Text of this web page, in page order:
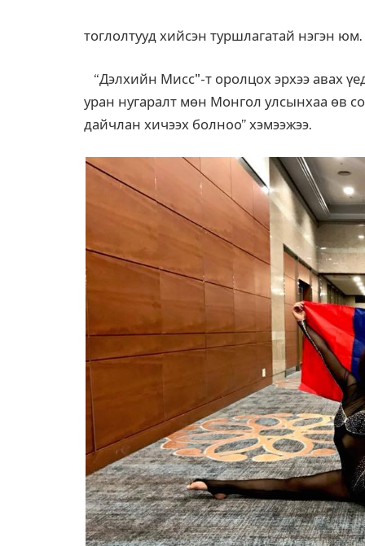
тоглолтууд хийсэн туршлагатай нэгэн юм.
“Дэлхийн Мисс"-т оролцох эрхээ авах
уран нугаралт мөн Монгол улсынхаа өв
дайчлан хичээх болнoo” хэмээжээ.